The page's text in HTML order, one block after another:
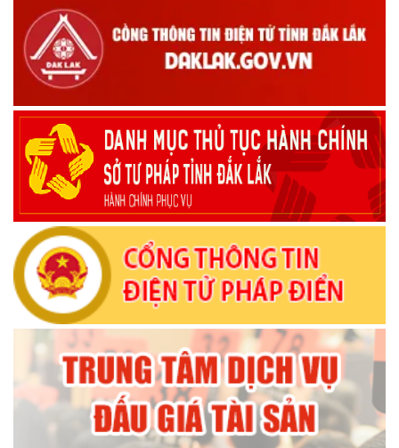
(09/10/2025)
Bộ Chính trị, Ban Bí thư kết luận về phân cấp, phân quyền
trong vận hành chính quyền địa phương 2 cấp